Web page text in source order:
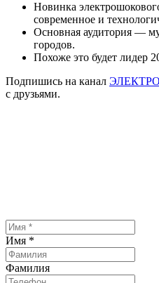
Новинка
современное и
Основная аудитория —
городов.
Похоже это будет лидер
Подпишись на канал
с друзьями.
Имя *
Фамилия